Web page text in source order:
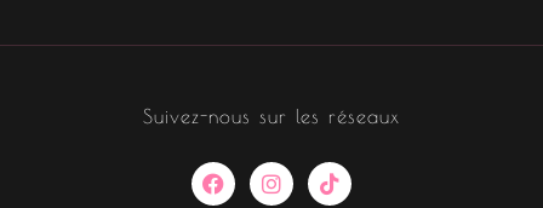
Suivez-nous sur les réseaux
F
a
I
n
T
i